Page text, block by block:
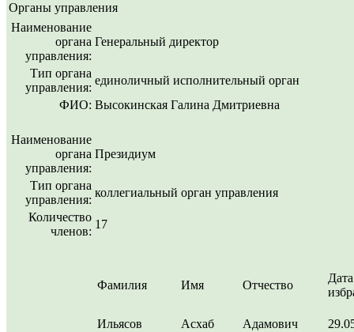
Органы управления
Наименование
органа
управления:
Генеральный директор
Тип органа
управления:
единоличный исполнительный орган
ФИО: Высокинская Галина Дмитриевна
Наименование
органа
управления:
Президиум
Тип органа
управления:
коллегиальный орган управления
Количество
членов:
17
Фамилия Имя Отчество
Дата
Ильясов Асхаб Адамович